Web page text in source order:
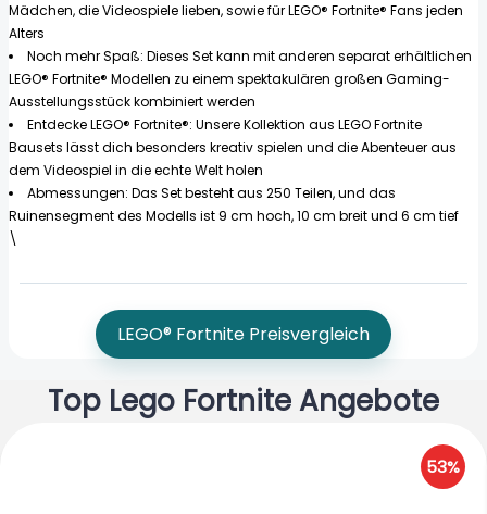
Mädchen, die Videospiele lieben, sowie für LEGO® Fortnite® Fans jeden
Alters
Noch mehr Spaß: Dieses Set kann mit anderen separat erhältlichen
LEGO® Fortnite® Modellen zu einem spektakulären großen Gaming-
Ausstellungsstück kombiniert werden
Entdecke LEGO® Fortnite®: Unsere Kollektion aus LEGO Fortnite
Bausets lässt dich besonders kreativ spielen und die Abenteuer aus
dem Videospiel in die echte Welt holen
Abmessungen: Das Set besteht aus 250 Teilen, und das
Ruinensegment des Modells ist 9 cm hoch, 10 cm breit und 6 cm tief
\
LEGO® Fortnite Preisvergleich
Top Lego Fortnite Angebote
53%